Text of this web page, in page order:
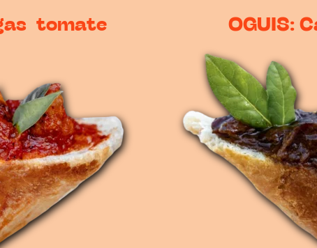
tomate OGUIS: